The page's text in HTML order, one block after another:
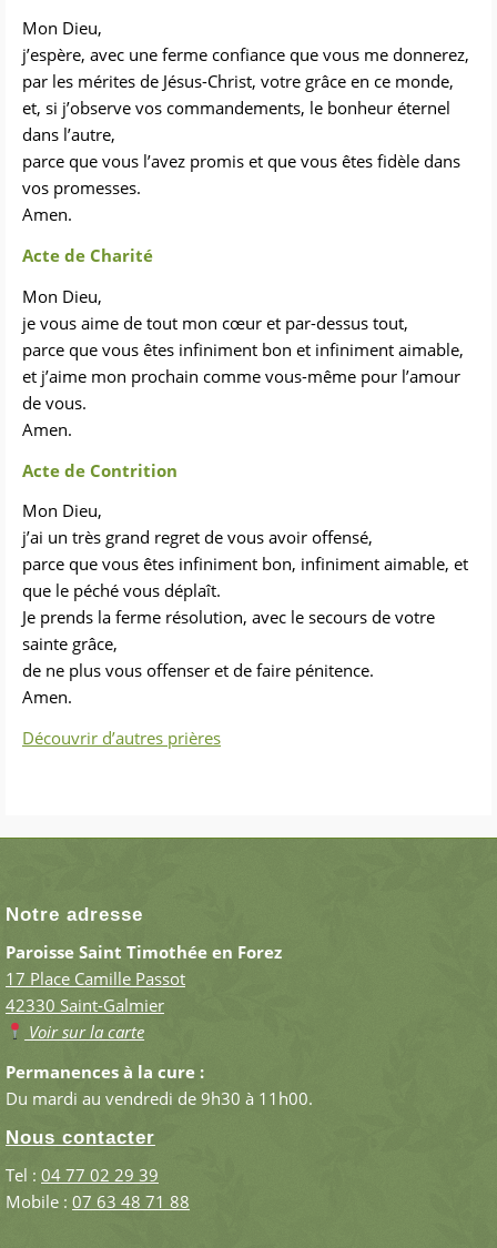
Mon Dieu,
j’espère, avec une ferme confiance que vous me donnerez,
par les mérites de Jésus-Christ, votre grâce en ce monde,
et, si j’observe vos commandements, le bonheur éternel
dans l’autre,
parce que vous l’avez promis et que vous êtes fidèle dans
vos promesses.
Amen.
Acte de Charité
Mon Dieu,
je vous aime de tout mon cœur et par-dessus tout,
parce que vous êtes infiniment bon et infiniment aimable,
et j’aime mon prochain comme vous-même pour l’amour
de vous.
Amen.
Acte de Contrition
Mon Dieu,
j’ai un très grand regret de vous avoir offensé,
parce que vous êtes infiniment bon, infiniment aimable, et
que le péché vous déplaît.
Je prends la ferme résolution, avec le secours de votre
sainte grâce,
de ne plus vous offenser et de faire pénitence.
Amen.
Découvrir d’autres prières
Notre adresse
Paroisse Saint Timothée en Forez
17 Place Camille Passot
42330 Saint-Galmier
Voir sur la carte
Permanences à la cure :
Du mardi au vendredi de 9h30 à 11h00.
Nous contacter
Tel : 04 77 02 29 39
Mobile : 07 63 48 71 88